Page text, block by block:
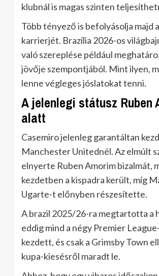
klubnál is magas szinten
Több tényező is befolyásolja majd
karrierjét. Brazília 2026-os
való szereplése például
jövője szempontjából. Mint ilyen,
lenne végleges jóslatokat tenni.
A jelenlegi státusz Ruben
alatt
Casemiro jelenleg garantáltan
Manchester Unitednél. Az elmúlt
elnyerte Ruben Amorim bizalmát,
kezdetben a kispadra került, míg
Ugarte-t előnyben részesítette.
A brazil 2025/26-ra megtartotta a
eddig mind a négy Premier
kezdett, és csak a Grimsby Town
kupa-kiesésről maradt le.